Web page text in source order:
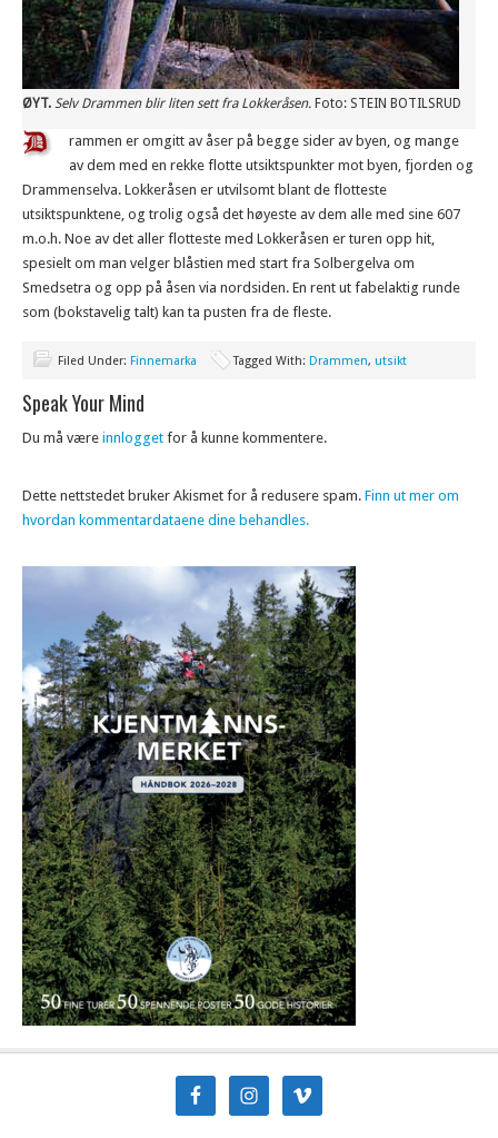
HØYT. Selv Drammen blir liten sett fra Lokkeråsen.Foto: STEIN BOTILSRUD
rammen er omgitt av åser på begge sider av byen, og mange
av dem med en rekke flotte utsiktspunkter mot byen, fjorden og
Drammenselva. Lokkeråsen er utvilsomt blant de flotteste
utsiktspunktene, og trolig også det høyeste av dem alle med sine 607
m.o.h. Noe av det aller flotteste med Lokkeråsen er turen opp hit,
spesielt om man velger blåstien med start fra Solbergelva om
Smedsetra og opp på åsen via nordsiden. En rent ut fabelaktig runde
som (bokstavelig talt) kan ta pusten fra de fleste.
Filed Under: Finnemarka Tagged With: Drammen, utsikt
Speak Your Mind
Du må være innlogget for å kunne kommentere.
Dette nettstedet bruker Akismet for å redusere spam. Finn ut mer om
hvordan kommentardataene dine behandles.